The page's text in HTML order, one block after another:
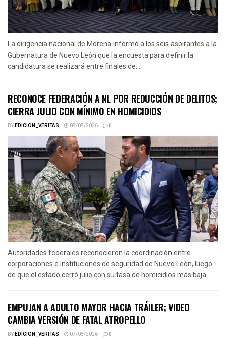
La dirigencia nacional de Morena informó a los seis aspirantes a la
Gubernatura de Nuevo León que la encuesta para definir la
candidatura se realizará entre finales de...
RECONOCE FEDERACIÓN A NL POR REDUCCIÓN DE DELITOS;
CIERRA JULIO CON MÍNIMO EN HOMICIDIOS
BYEDICION_VERITAS 08/08/2026 0
Autoridades federales reconocieron la coordinación entre
corporaciones e instituciones de seguridad de Nuevo León, luego
de que el estado cerró julio con su tasa de homicidios más baja...
EMPUJAN A ADULTO MAYOR HACIA TRÁILER; VIDEO
CAMBIA VERSIÓN DE FATAL ATROPELLO
BYEDICION_VERITAS 07/08/2026 0